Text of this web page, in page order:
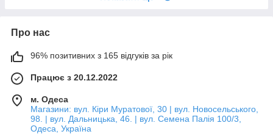
Про нас
96% позитивних з 165 відгуків за рік
Працює з 20.12.2022
м. Одеса
Магазини: вул. Кіри Муратової, 30 | вул. Новосельського,
98. | вул. Дальницька, 46. | вул. Семена Палія 100/3,
Одеса, Україна